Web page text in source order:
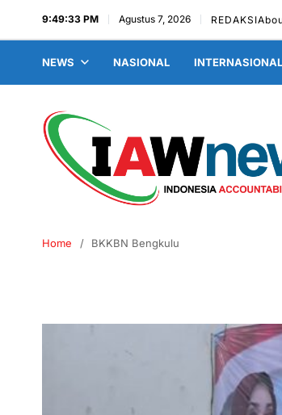
9:49:34 PM Agustus 7, 2026 REDAKSI
NEWS NASIONAL INTERNASIONAL
Home BKKBN Bengkulu